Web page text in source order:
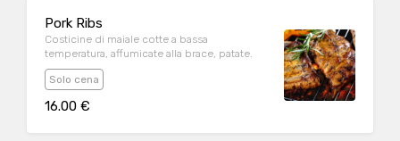
Pork Ribs
Costicine di maiale cotte a bassa
temperatura, affumicate alla brace, patate.
Solo cena
16.00 €